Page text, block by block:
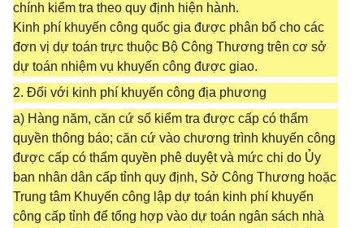
chính kiểm tra theo quy định hiện hành.
Kinh phí khuyến công quốc gia được phân bổ cho các
đơn vị dự toán trực thuộc Bộ Công Thương trên cơ sở
dự toán nhiệm vụ khuyến công được giao.
2. Đối với kinh phí khuyến công địa phương
a) Hàng năm, căn cứ số kiểm tra được cấp có thẩm
quyền thông báo; căn cứ vào chương trình khuyến công
được cấp có thẩm quyền phê duyệt và mức chi do Ủy
ban nhân dân cấp tỉnh quy định, Sở Công Thương hoặc
Trung tâm Khuyến công lập dự toán kinh phí khuyến
công cấp tỉnh để tổng hợp vào dự toán ngân sách nhà